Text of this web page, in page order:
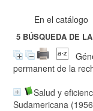
En el catálogo
5 BÚSQUEDA DE
permanent de la
Salud y
Sudamericana